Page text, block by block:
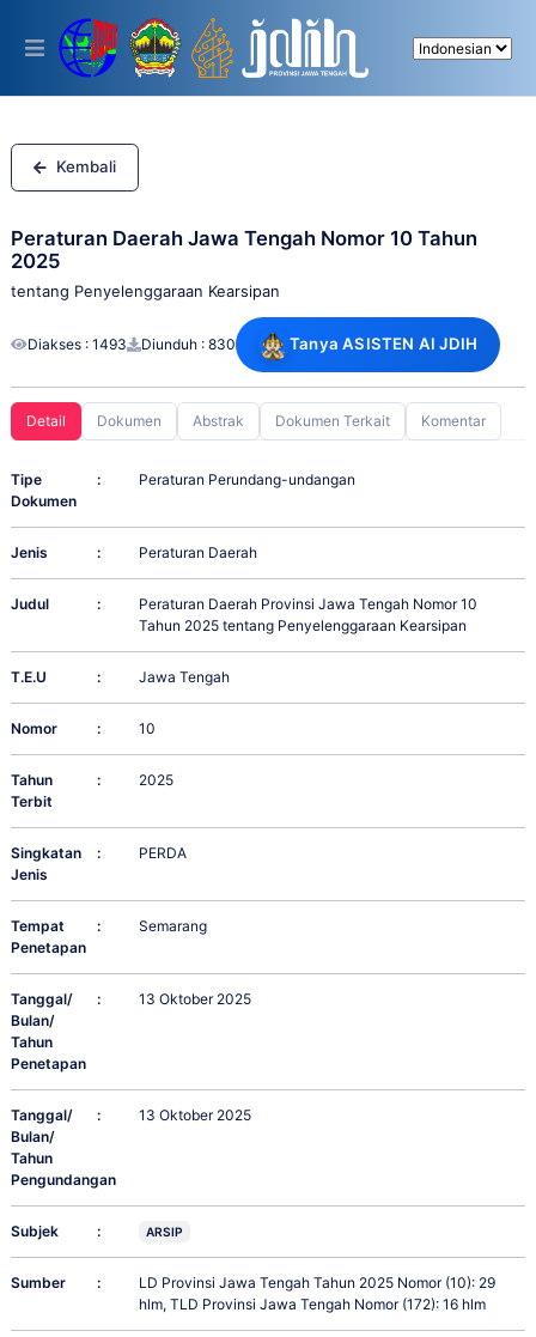
This
includes
accessibility
system.
Kembali
Peraturan Daerah Jawa Tengah Nomor 10 Tahun
2025
tentang Penyelenggaraan Kearsipan
Diakses : 1493 Diunduh : 830 Tanya ASISTEN AI JDIH
Detail Dokumen Abstrak Dokumen Terkait Komentar
Tipe
Dokumen
: Peraturan Perundang-undangan
Jenis : Peraturan Daerah
Judul :
Peraturan Daerah Provinsi Jawa Tengah Nomor 10
Tahun 2025 tentang Penyelenggaraan Kearsipan
T.E.U : Jawa Tengah
Nomor : 10
Tahun
Terbit
: 2025
Singkatan
Jenis
: PERDA
Tempat
Penetapan
: Semarang
Tanggal/
Bulan/
Tahun
Penetapan
: 13 Oktober 2025
Tanggal/
Bulan/
Tahun
Pengundangan
: 13 Oktober 2025
Subjek : ARSIP
Sumber :
LD Provinsi Jawa Tengah Tahun 2025 Nomor (10): 29
hlm, TLD Provinsi Jawa Tengah Nomor (172): 16 hlm